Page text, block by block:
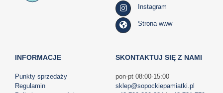
na
stronie
produktu
INFORMACJE
Punkty sprzedaży
Regulamin
Instagram
Strona www
SKONTAKTUJ SIĘ Z NAMI
pon-pt 08:00-15:00
sklep@sopockiepamiatki.pl